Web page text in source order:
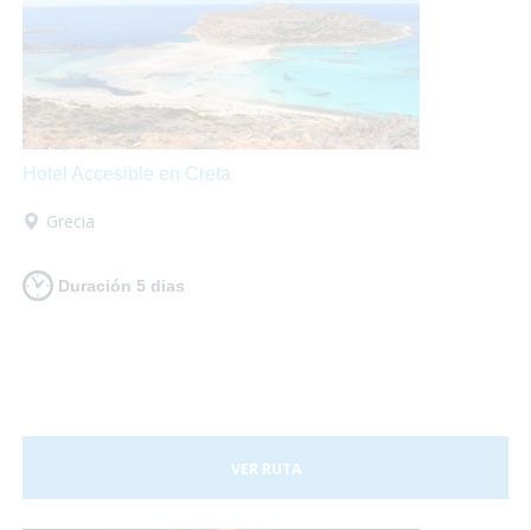
Hotel Accesible en Creta
Grecia
Duración 5 dias
VER RUTA